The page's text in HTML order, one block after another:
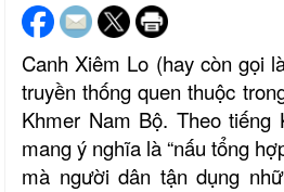
Canh Xiêm Lo (hay còn gọi
truyền thống quen thuộc
Khmer Nam Bộ. Theo tiếng
mang ý nghĩa là “nấu tổng
mà người dân tận dụng